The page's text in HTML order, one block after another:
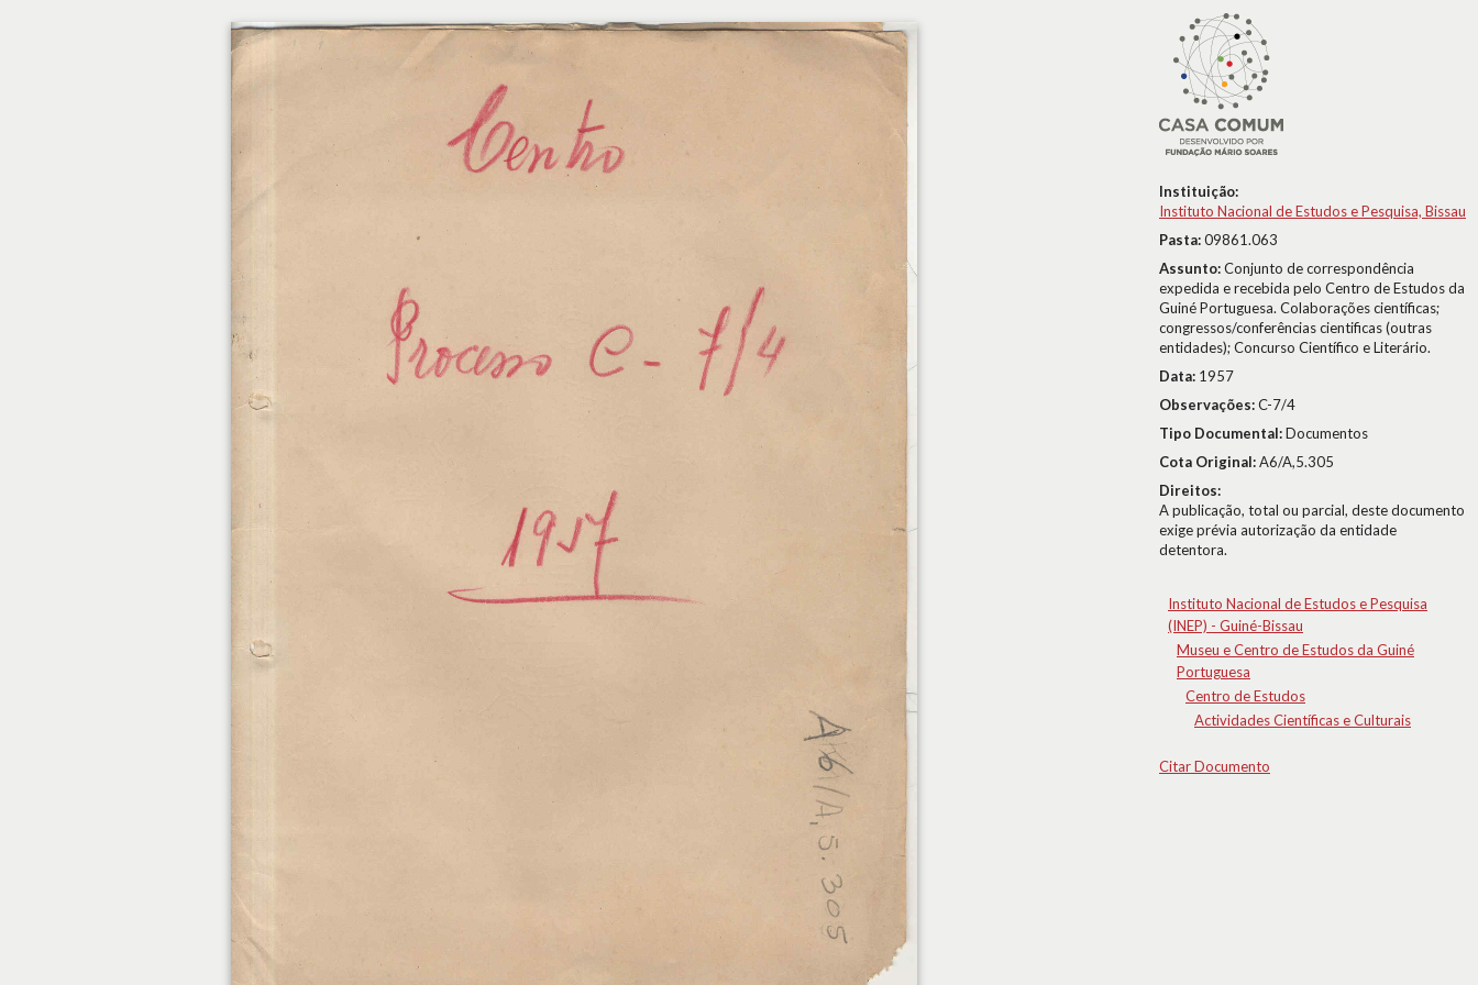
Instituição:
Instituto Nacional de Estudos e Pesquisa, Bissau
Pasta:09861.063
Assunto:Conjunto de correspondência
expedida e recebida pelo Centro de Estudos da
Guiné Portuguesa. Colaborações científicas;
congressos/conferências cientificas (outras
entidades); Concurso Científico e Literário.
Data: 1957
Observações:C-7/4
Tipo Documental:Documentos
Cota Original:A6/A,5.305
Direitos:
A publicação, total ou parcial, deste documento
exige prévia autorização da entidade
detentora.
Instituto Nacional de Estudos e Pesquisa
(INEP) - Guiné-Bissau
Museu e Centro de Estudos da Guiné
Portuguesa
Centro de Estudos
Actividades Científicas e Culturais
Citar Documento